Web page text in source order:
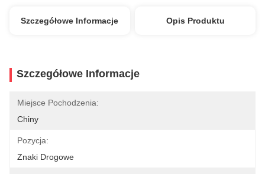
Szczegółowe Informacje Opis Produktu
Szczegółowe Informacje
Miejsce Pochodzenia:
Chiny
Pozycja:
Znaki Drogowe